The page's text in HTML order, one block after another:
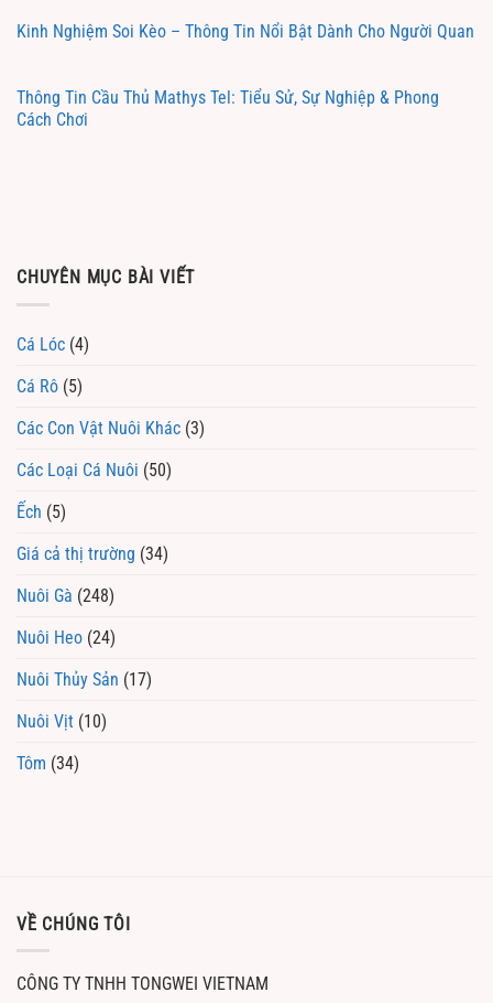
Kinh Nghiệm Soi Kèo – Thông Tin Nổi Bật Dành Cho Người Quan
Thông Tin Cầu Thủ Mathys Tel: Tiểu Sử, Sự Nghiệp & Phong
Cách Chơi
CHUYÊN MỤC BÀI VIẾT
Cá Lóc (4)
Cá Rô (5)
Các Con Vật Nuôi Khác (3)
Các Loại Cá Nuôi (50)
Ếch (5)
Giá cả thị trường (34)
Nuôi Gà (248)
Nuôi Heo (24)
Nuôi Thủy Sản (17)
Nuôi Vịt (10)
Tôm (34)
VỀ CHÚNG TÔI
CÔNG TY TNHH TONGWEI VIETNAM